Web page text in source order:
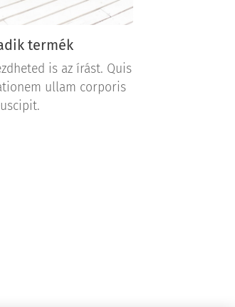
termék
is az írást. Quis
ullam corporis